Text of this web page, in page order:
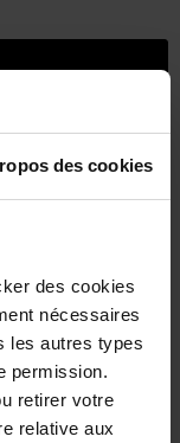
des cookies
des cookies
nécessaires
les autres types
permission.
retirer votre
relative aux
55€